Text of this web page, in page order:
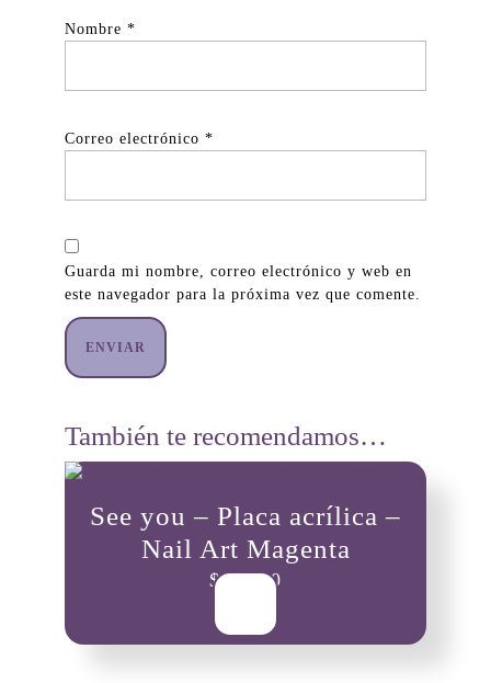
Nombre *
Correo electrónico *
Guarda mi nombre, correo electrónico y web en
este navegador para la próxima vez que comente.
También te recomendamos…
See you – Placa acrílica –
Nail Art Magenta
$10,000